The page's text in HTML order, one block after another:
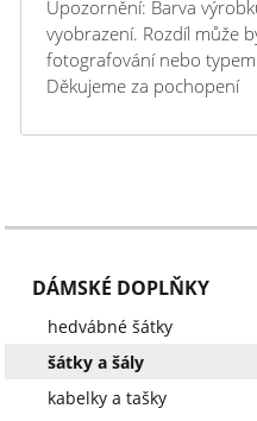
Upozornění: Barva
vyobrazení. Rozdíl může
fotografování nebo
Děkujeme za pochopení
DÁMSKÉ DOPLŇKY
hedvábné šátky
šátky a šály
kabelky a tašky